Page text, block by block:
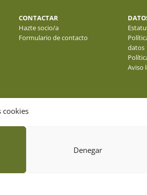
cookies
Denegar
CONTACTAR
Hazte socio/a
Formulario de contacto
datos
Aviso
espacioazul.net